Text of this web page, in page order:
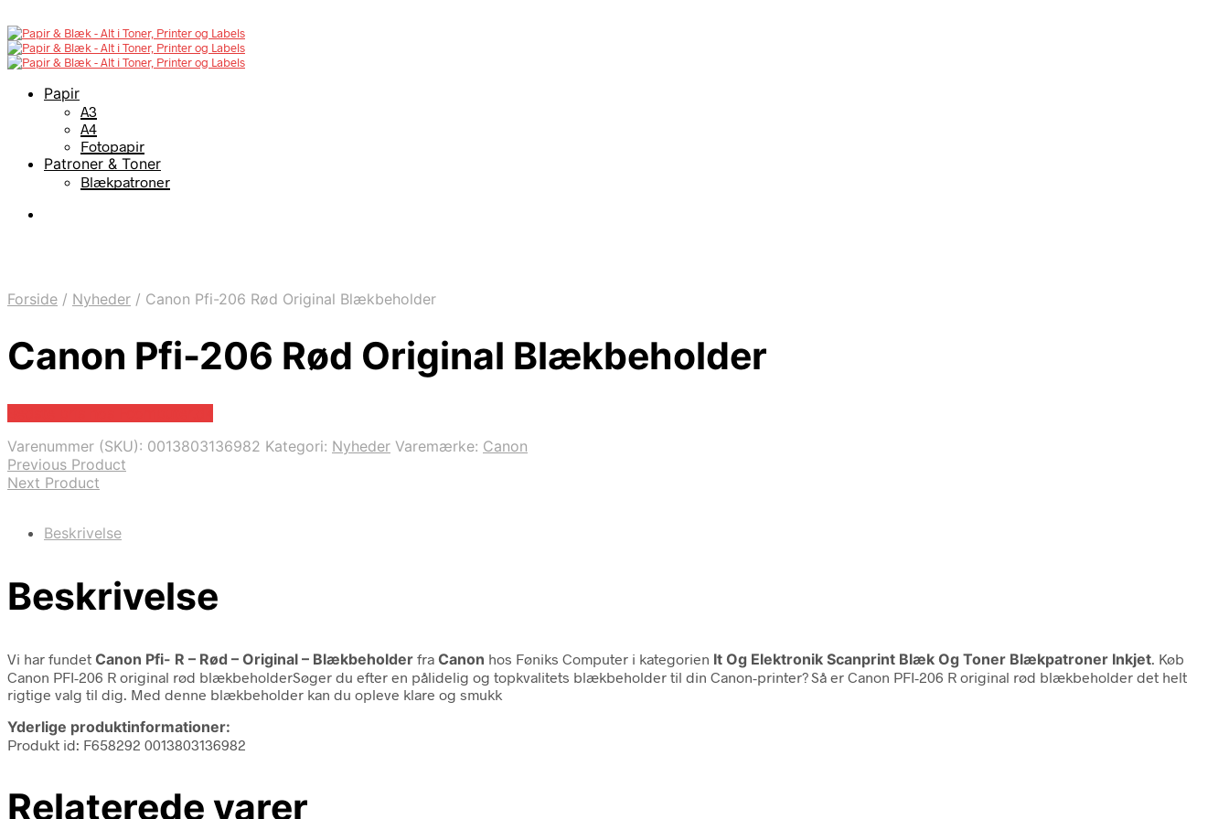
Papir
A3
A4
Fotopapir
Patroner & Toner
Blækpatroner
Forside / Nyheder / Canon Pfi-206 Rød Original Blækbeholder
Canon Pfi-206 Rød Original Blækbeholder
Varenummer (SKU): 0013803136982 Kategori: Nyheder Varemærke: Canon
Previous Product
Next Product
Beskrivelse
Beskrivelse
Vi har fundet Canon Pfi- R – Rød – Original – Blækbeholder fra Canon hos Føniks Computer i kategorien It Og Elektronik Scanprint Blæk Og Toner Blækpatroner Inkjet . Køb
Canon PFI-206 R original rød blækbeholderSøger du efter en pålidelig og topkvalitets blækbeholder til din Canon-printer? Så er Canon PFI-206 R original rød blækbeholder det helt
rigtige valg til dig. Med denne blækbeholder kan du opleve klare og smukk
Yderlige produktinformationer:
Produkt id: F658292 0013803136982
Relaterede varer